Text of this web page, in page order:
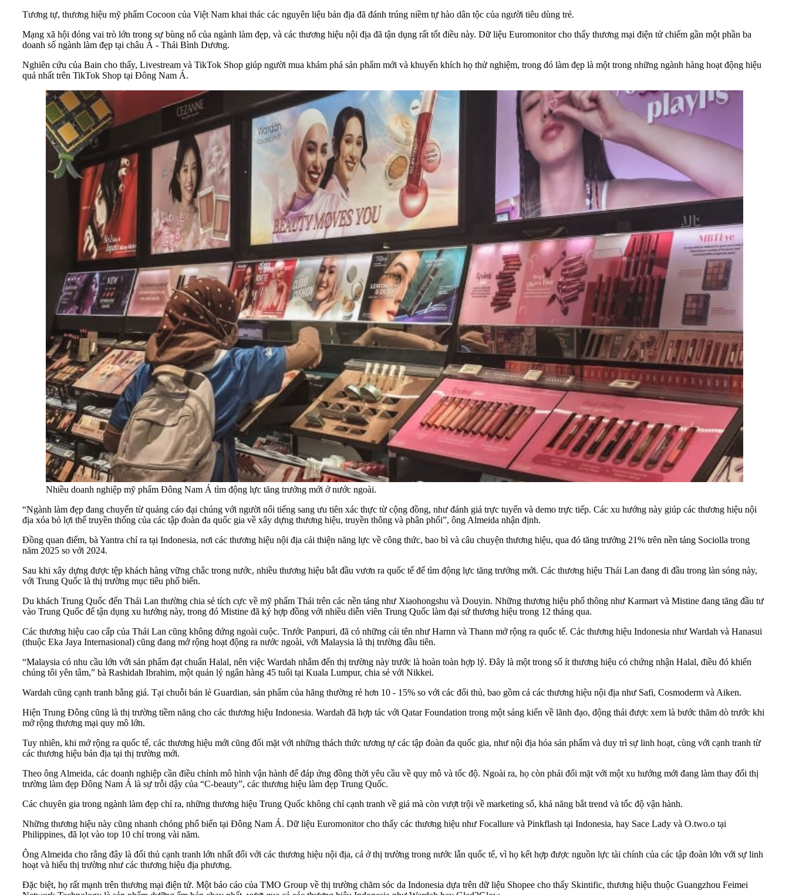
Tương tự, thương hiệu mỹ phẩm Cocoon của Việt Nam khai thác các nguyên liệu bản địa đã đánh trúng niềm tự hào dân tộc của người tiêu dùng trẻ.
Mạng xã hội đóng vai trò lớn trong sự bùng nổ của ngành làm đẹp, và các thương hiệu nội địa đã tận dụng rất tốt điều này. Dữ liệu Euromonitor cho thấy thương mại điện tử chiếm gần một phần ba
doanh số ngành làm đẹp tại châu Á - Thái Bình Dương.
Nghiên cứu của Bain cho thấy, Livestream và TikTok Shop giúp người mua khám phá sản phẩm mới và khuyến khích họ thử nghiệm, trong đó làm đẹp là một trong những ngành hàng hoạt động hiệu
quả nhất trên TikTok Shop tại Đông Nam Á.
Nhiều doanh nghiệp mỹ phẩm Đông Nam Á tìm động lực tăng trưởng mới ở nước ngoài.
“Ngành làm đẹp đang chuyển từ quảng cáo đại chúng với người nổi tiếng sang ưu tiên xác thực từ cộng đồng, như đánh giá trực tuyến và demo trực tiếp. Các xu hướng này giúp các thương hiệu nội
địa xóa bỏ lợi thế truyền thống của các tập đoàn đa quốc gia về xây dựng thương hiệu, truyền thông và phân phối”, ông Almeida nhận định.
Đồng quan điểm, bà Yantra chỉ ra tại Indonesia, nơi các thương hiệu nội địa cải thiện năng lực về công thức, bao bì và câu chuyện thương hiệu, qua đó tăng trưởng 21% trên nền tảng Sociolla trong
năm 2025 so với 2024.
Sau khi xây dựng được tệp khách hàng vững chắc trong nước, nhiều thương hiệu bắt đầu vươn ra quốc tế để tìm động lực tăng trưởng mới. Các thương hiệu Thái Lan đang đi đầu trong làn sóng này,
với Trung Quốc là thị trường mục tiêu phổ biến.
Du khách Trung Quốc đến Thái Lan thường chia sẻ tích cực về mỹ phẩm Thái trên các nền tảng như Xiaohongshu và Douyin. Những thương hiệu phổ thông như Karmart và Mistine đang tăng đầu tư
vào Trung Quốc để tận dụng xu hướng này, trong đó Mistine đã ký hợp đồng với nhiều diễn viên Trung Quốc làm đại sứ thương hiệu trong 12 tháng qua.
Các thương hiệu cao cấp của Thái Lan cũng không đứng ngoài cuộc. Trước Panpuri, đã có những cái tên như Harnn và Thann mở rộng ra quốc tế. Các thương hiệu Indonesia như Wardah và Hanasui
(thuộc Eka Jaya Internasional) cũng đang mở rộng hoạt động ra nước ngoài, với Malaysia là thị trường đầu tiên.
“Malaysia có nhu cầu lớn với sản phẩm đạt chuẩn Halal, nên việc Wardah nhắm đến thị trường này trước là hoàn toàn hợp lý. Đây là một trong số ít thương hiệu có chứng nhận Halal, điều đó khiến
chúng tôi yên tâm,” bà Rashidah Ibrahim, một quản lý ngân hàng 45 tuổi tại Kuala Lumpur, chia sẻ với Nikkei.
Wardah cũng cạnh tranh bằng giá. Tại chuỗi bán lẻ Guardian, sản phẩm của hãng thường rẻ hơn 10 - 15% so với các đối thủ, bao gồm cả các thương hiệu nội địa như Safi, Cosmoderm và Aiken.
Hiện Trung Đông cũng là thị trường tiềm năng cho các thương hiệu Indonesia. Wardah đã hợp tác với Qatar Foundation trong một sáng kiến về lãnh đạo, động thái được xem là bước thăm dò trước khi
mở rộng thương mại quy mô lớn.
Tuy nhiên, khi mở rộng ra quốc tế, các thương hiệu mới cũng đối mặt với những thách thức tương tự các tập đoàn đa quốc gia, như nội địa hóa sản phẩm và duy trì sự linh hoạt, cùng với cạnh tranh từ
các thương hiệu bản địa tại thị trường mới.
Theo ông Almeida, các doanh nghiệp cần điều chỉnh mô hình vận hành để đáp ứng đồng thời yêu cầu về quy mô và tốc độ. Ngoài ra, họ còn phải đối mặt với một xu hướng mới đang làm thay đổi thị
trường làm đẹp Đông Nam Á là sự trỗi dậy của “C-beauty”, các thương hiệu làm đẹp Trung Quốc.
Các chuyên gia trong ngành làm đẹp chỉ ra, những thương hiệu Trung Quốc không chỉ cạnh tranh về giá mà còn vượt trội về marketing số, khả năng bắt trend và tốc độ vận hành.
Những thương hiệu này cũng nhanh chóng phổ biến tại Đông Nam Á. Dữ liệu Euromonitor cho thấy các thương hiệu như Focallure và Pinkflash tại Indonesia, hay Sace Lady và O.two.o tại
Philippines, đã lọt vào top 10 chỉ trong vài năm.
Ông Almeida cho rằng đây là đối thủ cạnh tranh lớn nhất đối với các thương hiệu nội địa, cả ở thị trường trong nước lẫn quốc tế, vì họ kết hợp được nguồn lực tài chính của các tập đoàn lớn với sự linh
hoạt và hiểu thị trường như các thương hiệu địa phương.
Đặc biệt, họ rất mạnh trên thương mại điện tử. Một báo cáo của TMO Group về thị trường chăm sóc da Indonesia dựa trên dữ liệu Shopee cho thấy Skintific, thương hiệu thuộc Guangzhou Feimei